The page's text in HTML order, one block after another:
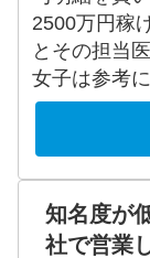
2500万円稼
とその担当
女子は参考
知名度が
社で営業